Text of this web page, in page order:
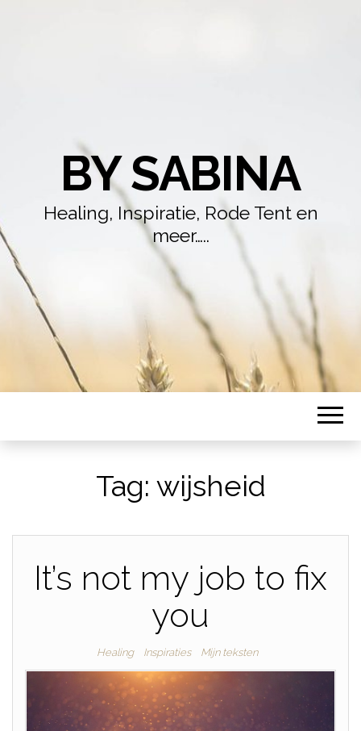
BY SABINA
Healing, Inspiratie, Rode Tent en
meer…..
Tag: wijsheid
It’s not my job to fix
you
Healing Inspiraties Mijn teksten